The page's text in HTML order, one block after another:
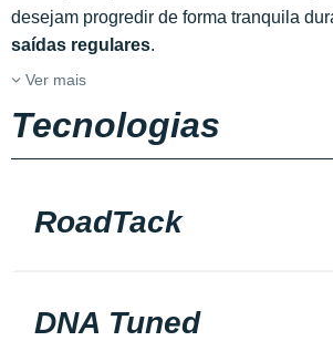
desejam progredir de forma tranquila
saídas regulares.
Ver mais
Tecnologias
RoadTack
DNA Tuned